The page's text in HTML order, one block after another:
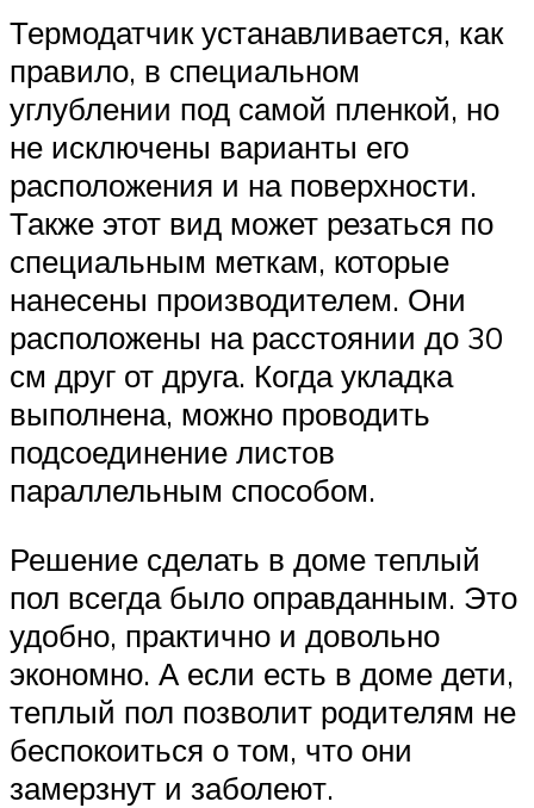
Термодатчик устанавливается, как
правило, в специальном
углублении под самой пленкой, но
не исключены варианты его
расположения и на поверхности.
Также этот вид может резаться по
специальным меткам, которые
нанесены производителем. Они
расположены на расстоянии до 30
см друг от друга. Когда укладка
выполнена, можно проводить
подсоединение листов
параллельным способом.
Решение сделать в доме теплый
пол всегда было оправданным. Это
удобно, практично и довольно
экономно. А если есть в доме дети,
теплый пол позволит родителям не
беспокоиться о том, что они
замерзнут и заболеют.